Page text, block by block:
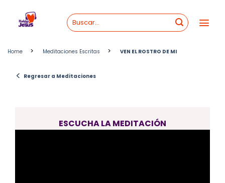
content
Home > Meditaciones Escritas > VEN EL ROSTRO DE MI
< Regresar a Meditaciones
ESCUCHA LA MEDITACIÓN